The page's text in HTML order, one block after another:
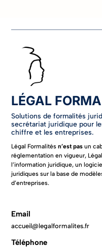
Nous déposons vos actes
en annexe au RCS.
En savoir plus
LÉGAL
Solutions de formalités
secrétariat juridique pour
chiffre et les entreprises.
Légal Formalitésn’est pas un
réglementation en vigueur,
l’information juridique, un
juridiques sur la base de
d’entreprises.
Email
accueil@legalformalites.fr
Téléphone